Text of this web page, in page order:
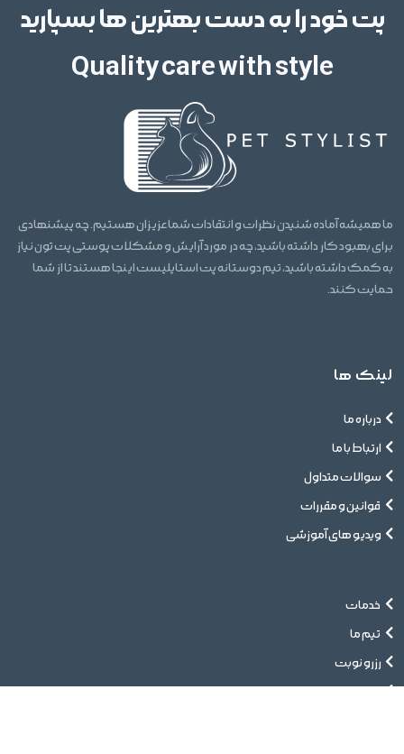
پت خود را به دست بهترین ها بسپارید
Quality care with style
ما همیشه آماده شنیدن نظرات و انتقادات شما عزیزان هستیم. چه پیشنهادی
برای بهبود کار داشته باشید، چه در مورد آرایش و مشکلات پوستی پت تون نیاز
به کمک داشته باشید، تیم دوستانه پت استایلیست اینجا هستند تا از شما
حمایت کنند.
لینک ها
درباره ما
ارتباط با ما
سوالات متداول
قوانین و مقررات
ویدیو های آموزشی
خدمات
تیم ما
رزرو نوبت
مقالات